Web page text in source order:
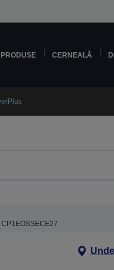
PRODUSE CERNEALĂ
CP1EOSSECE27